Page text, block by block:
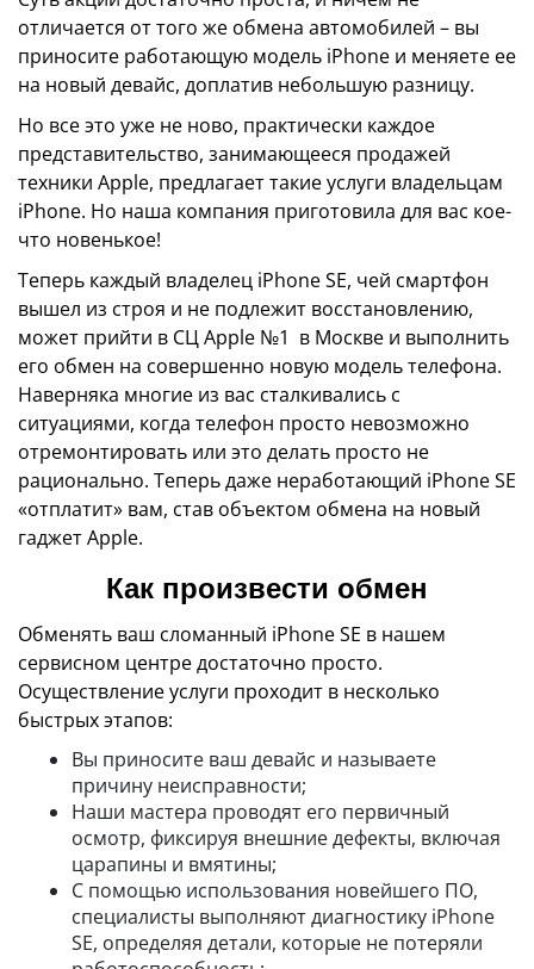
отличается от того же обмена автомобилей – вы
приносите работающую модель iPhone и меняете ее
на новый девайс, доплатив небольшую разницу.
Но все это уже не ново, практически каждое
представительство, занимающееся продажей
техники Apple, предлагает такие услуги владельцам
iPhone. Но наша компания приготовила для вас кое-
что новенькое!
Теперь каждый владелец iPhone SE, чей смартфон
вышел из строя и не подлежит восстановлению,
может прийти в СЦ Apple №1 в Москве и выполнить
его обмен на совершенно новую модель телефона.
Наверняка многие из вас сталкивались с
ситуациями, когда телефон просто невозможно
отремонтировать или это делать просто не
рационально. Теперь даже неработающий iPhone SE
«отплатит» вам, став объектом обмена на новый
гаджет Apple.
Как произвести обмен
Обменять ваш сломанный iPhone SE в нашем
сервисном центре достаточно просто.
Осуществление услуги проходит в несколько
быстрых этапов:
Вы приносите ваш девайс и называете
причину неисправности;
Наши мастера проводят его первичный
осмотр, фиксируя внешние дефекты, включая
царапины и вмятины;
С помощью использования новейшего ПО,
специалисты выполняют диагностику iPhone
SE, определяя детали, которые не потеряли